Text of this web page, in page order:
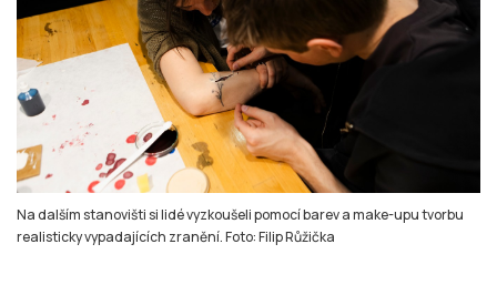
Na dalším stanovišti si lidé vyzkoušeli pomocí barev a make-upu tvorbu
realisticky vypadajících zranění. Foto: Filip Růžička